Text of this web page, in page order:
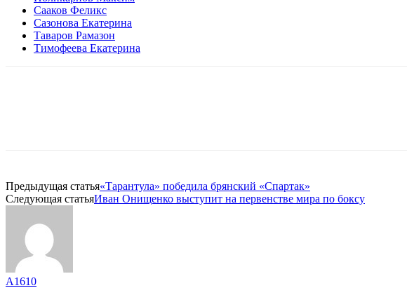
Сааков Феликс
Сазонова Екатерина
Таваров Рамазон
Тимофеева Екатерина
Предыдущая статья«Тарантула» победила брянский «Спартак»
Следующая статьяИван Онищенко выступит на первенстве мира по боксу
A1610